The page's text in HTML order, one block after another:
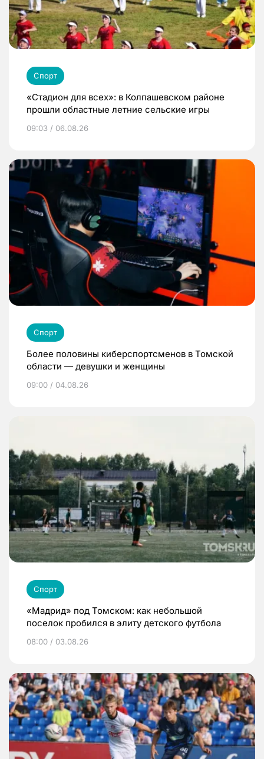
Спорт
«Стадион для всех»: в Колпашевском районе
прошли областные летние сельские игры
09:03 / 06.08.26
Спорт
Более половины киберспортсменов в Томской
области — девушки и женщины
09:00 / 04.08.26
Спорт
«Мадрид» под Томском: как небольшой
поселок пробился в элиту детского футбола
08:00 / 03.08.26